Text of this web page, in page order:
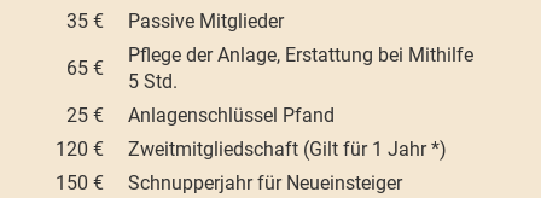
35 €
Passive Mitglieder
65 €
Pflege der Anlage, Erstattung bei Mithilfe
5 Std.
25 €
Anlagenschlüssel Pfand
120 €
Zweitmitgliedschaft (Gilt für 1 Jahr *)
150 €
Schnupperjahr für Neueinsteiger